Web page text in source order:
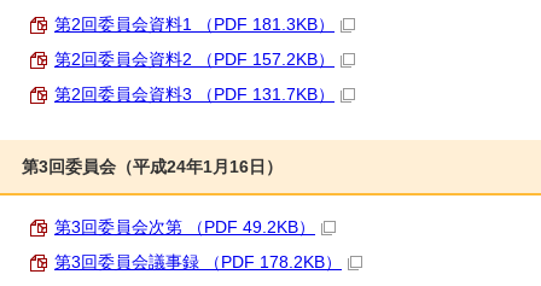
第2回委員会資料1 （PDF 181.3KB）
第2回委員会資料2 （PDF 157.2KB）
第2回委員会資料3 （PDF 131.7KB）
第3回委員会（平成24年1月16日）
第3回委員会次第 （PDF 49.2KB）
第3回委員会議事録 （PDF 178.2KB）